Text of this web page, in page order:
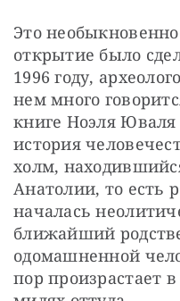
Это
открытие было
1996 году,
нем много
книге Ноэля
история
холм,
Анатолии, то есть
началась
ближайший
одомашненной
пор произрастает